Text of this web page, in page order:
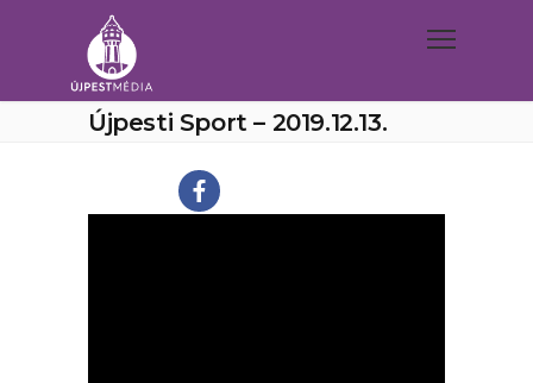
Újpesti Sport – 2019.12.13.